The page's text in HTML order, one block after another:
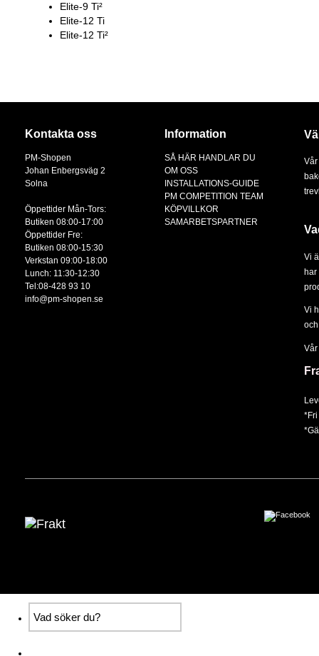
Elite-9 Ti²
Elite-12 Ti
Elite-12 Ti²
Kontakta oss
PM-Shopen
Johan Enbergsväg 2
Solna
Öppettider Mån-Tors:
Butiken 08:00-17:00
Öppettider Fre:
Butiken 08:00-15:30
Verkstan 09:00-18:00
Lunch: 11:30-12:30
Tel:08-428 93 10
info@pm-shopen.se
Information
SÅ HÄR HANDLAR DU
OM OSS
INSTALLATIONS-GUIDE
PM COMPETITION TEAM
KÖPVILLKOR
SAMARBETSPARTNER
Vi
har
Vi
*Fri